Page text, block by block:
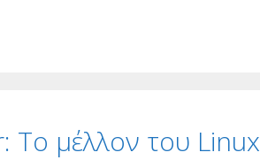
μέλλον του Linux